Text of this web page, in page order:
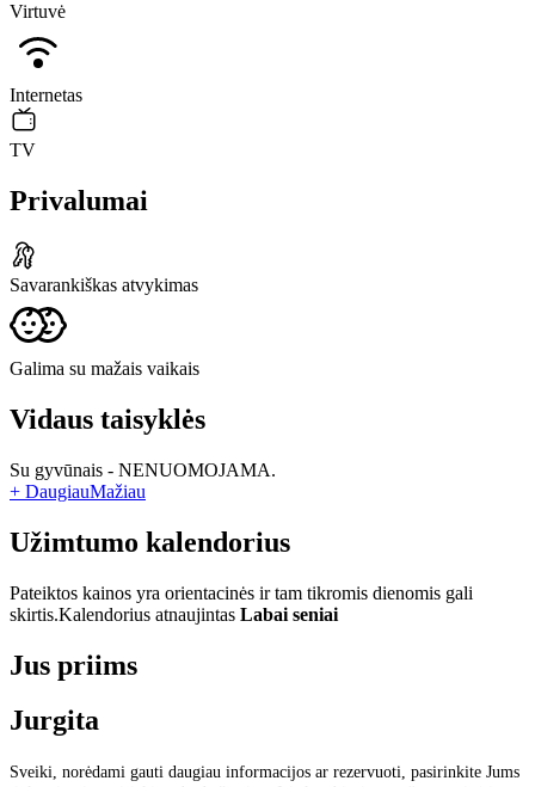
Virtuvė
Internetas
TV
Privalumai
Savarankiškas atvykimas
Galima su mažais vaikais
Vidaus taisyklės
Su gyvūnais - NENUOMOJAMA.
+ DaugiauMažiau
Užimtumo kalendorius
Pateiktos kainos yra orientacinės ir tam tikromis dienomis gali
skirtis.Kalendorius atnaujintas Labai seniai
Jus priims
Jurgita
Sveiki, norėdami gauti daugiau informacijos ar rezervuoti, pasirinkite Jums